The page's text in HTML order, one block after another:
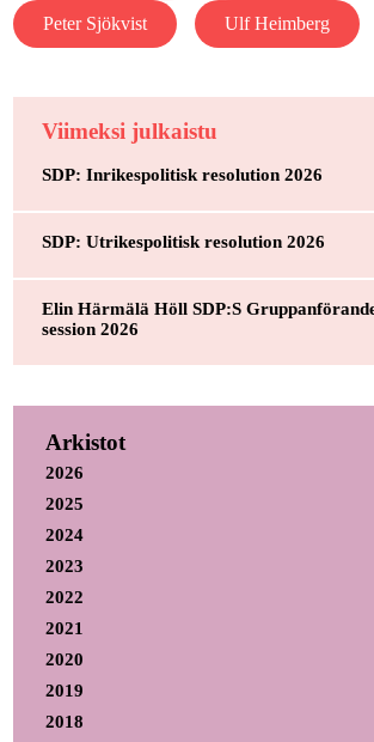
Peter Sjökvist Ulf Heimberg
Viimeksi julkaistu
SDP: Inrikespolitisk resolution 2026
SDP: Utrikespolitisk resolution 2026
Elin Härmälä Höll SDP:S
session 2026
Arkistot
2026
2025
2024
2023
2022
2021
2020
2019
2018